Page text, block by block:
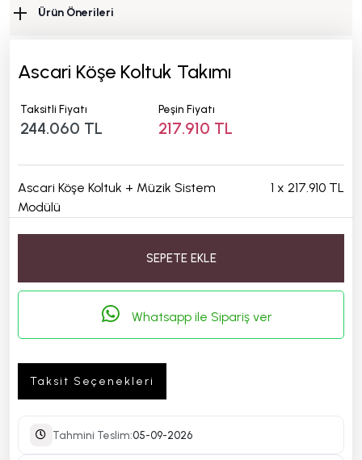
Ürün Önerileri
Ascari Köşe Koltuk Takımı
Taksitli Fiyatı
244.060 TL
Peşin Fiyatı
217.910 TL
Ascari Köşe Koltuk + Müzik Sistem
Modülü
1 x 217.910 TL
SEPETE EKLE
Whatsapp ile Sipariş ver
Taksit Seçenekleri
Tahmini Teslim:05-09-2026